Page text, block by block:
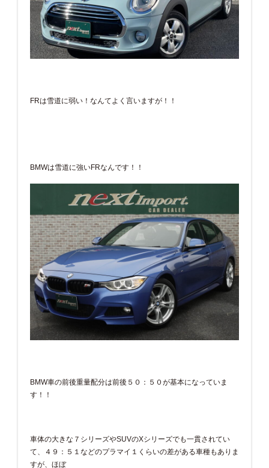
FRは雪道に弱い！なんてよく言いますが！！
BMWは雪道に強いFRなんです！！
BMW車の前後重量配分は前後５０：５０が基本になっていま
す！！
車体の大きな７シリーズやSUVのXシリーズでも一貫されてい
て、４９：５１などのプラマイ１くらいの差がある車種もありま
すが、ほぼ